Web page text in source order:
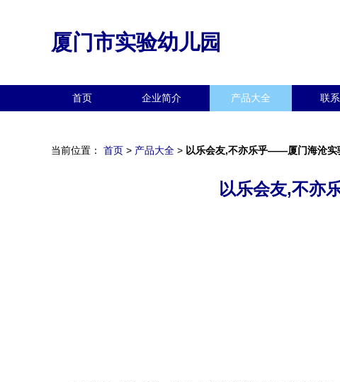
厦门市实验幼儿园
首页 企业简介 产品大全 联
当前位置： 首页 > 产品大全 > 以乐会友,不亦乐乎——厦门海沧实
以乐会友,不亦